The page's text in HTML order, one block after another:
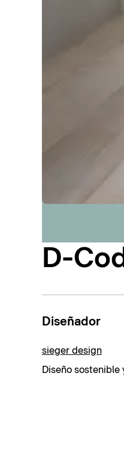
D-
Diseñador
sieger design
Diseño